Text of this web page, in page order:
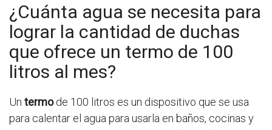
¿Cuánta agua se necesita para
lograr la cantidad de duchas
que ofrece un termo de 100
litros al mes?
Un termode 100 litros es un dispositivo que se usa
para calentar el agua para usarla en baños, cocinas y